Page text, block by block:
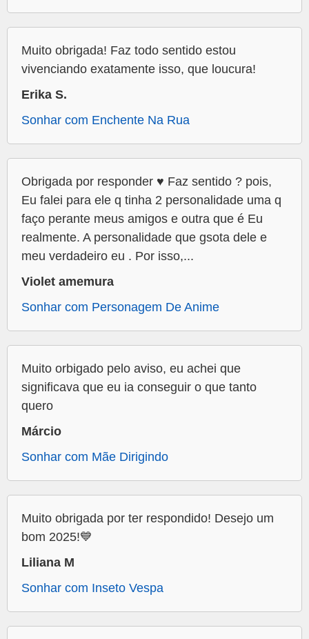
Muito obrigada! Faz todo sentido estou
vivenciando exatamente isso, que loucura!
Erika S.
Sonhar com Enchente Na Rua
Obrigada por responder ♥️ Faz sentido ? pois,
Eu falei para ele q tinha 2 personalidade uma q
faço perante meus amigos e outra que é Eu
realmente. A personalidade que gsota dele e
meu verdadeiro eu . Por isso,...
Violet amemura
Sonhar com Personagem De Anime
Muito orbigado pelo aviso, eu achei que
significava que eu ia conseguir o que tanto
quero
Márcio
Sonhar com Mãe Dirigindo
Muito obrigada por ter respondido! Desejo um
bom 2025!💙
Liliana M
Sonhar com Inseto Vespa